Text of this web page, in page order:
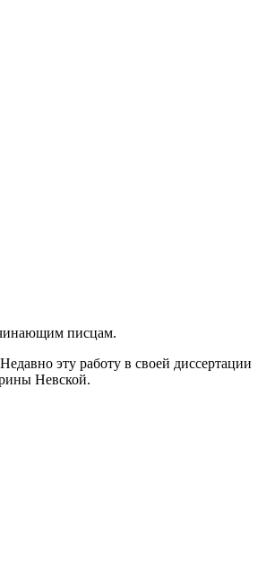
писцам.
эту работу в своей диссертации
Невской.